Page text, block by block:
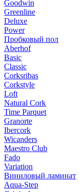
Goodwin
Greenline
Deluxe
Power
Пробковый пол
Aberhof
Basic
Classic
Corksribas
Corkstyle
Loft
Natural Cork
Time Parquet
Granorte
Ibercork
Wicanders
Мaestro Club
Fado
Variation
Виниловый ламинат
Aqua-Step